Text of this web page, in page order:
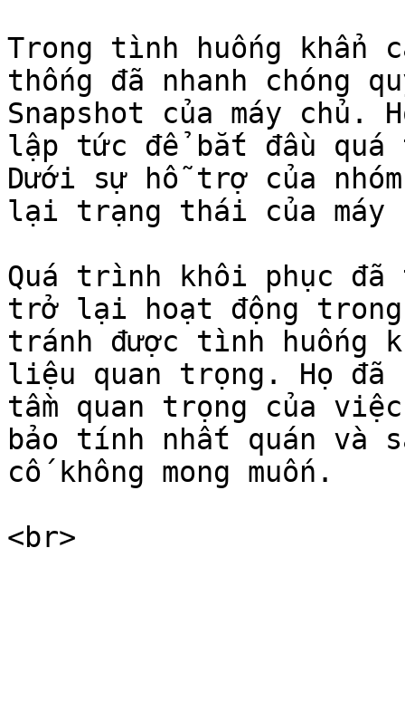
Trong tình huống khẩn
thống đã nhanh chóng
Snapshot của máy chủ.
lập tức để bắt đầu
Dưới sự hỗ trợ của
lại trạng thái của máy
Quá trình khôi phục đã
trở lại hoạt động
tránh được tình huống
liệu quan trọng. Họ đã
tầm quan trọng của việc
bảo tính nhất quán và
cố không mong muốn.